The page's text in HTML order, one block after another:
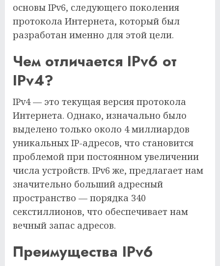
основы IPv6, следующего поколения
протокола Интернета, который был
разработан именно для этой цели.
Чем отличается IPv6 от
IPv4?
IPv4 — это текущая версия протокола
Интернета. Однако, изначально было
выделено только около 4 миллиардов
уникальных IP-адресов, что становится
проблемой при постоянном увеличении
числа устройств. IPv6 же, предлагает нам
значительно больший адресный
пространство — порядка 340
секстиллионов, что обеспечивает нам
вечный запас адресов.
Преимущества IPv6